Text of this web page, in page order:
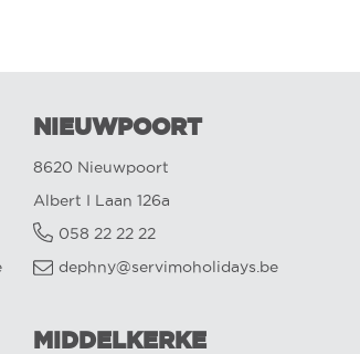
NIEUWPOORT
8620 Nieuwpoort
Albert I Laan 126a
058 22 22 22
dephny@servimoholidays.be
MIDDELKERKE